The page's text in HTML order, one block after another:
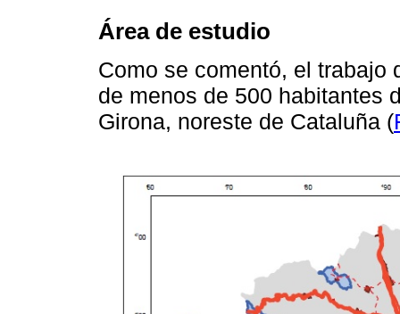
Área de estudio
Como se comentó, el trabajo
de menos de 500 habitantes
Girona, noreste de Cataluña (